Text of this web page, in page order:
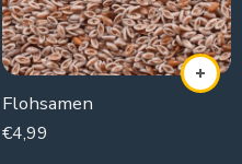
Flohsamen
€4,99